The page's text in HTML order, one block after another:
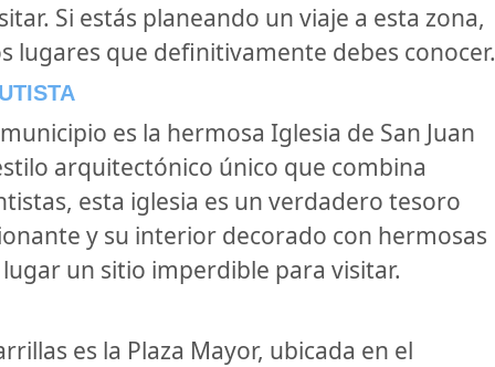
Si estás planeando un viaje a esta zona,
lugares que definitivamente debes conocer.
es la hermosa Iglesia de San Juan
arquitectónico único que combina
esta iglesia es un verdadero tesoro
y su interior decorado con hermosas
un sitio imperdible para visitar.
es la Plaza Mayor, ubicada en el